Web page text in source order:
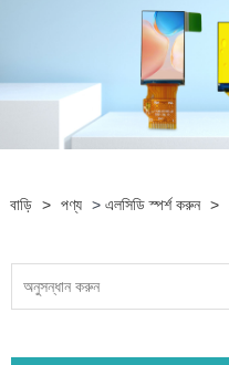
বাড়ি > পণ্য > এলসিডি স্পর্শ করুন >